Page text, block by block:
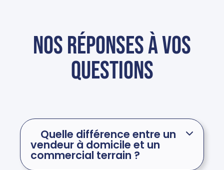
Nos réponses à vos
questions
Quelle différence entre un
vendeur à domicile et un
commercial terrain ?